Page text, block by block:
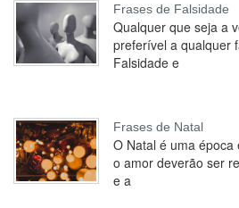
Frases de Falsidade
Qualquer que seja a
preferível a qualquer
Falsidade e
Frases de Natal
O Natal é uma
o amor deverão ser
e a